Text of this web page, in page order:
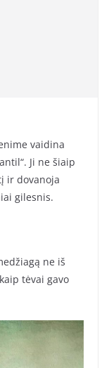
vaidina
Ji ne šiaip
ir dovanoja
gilesnis.
ne iš
tėvai gavo